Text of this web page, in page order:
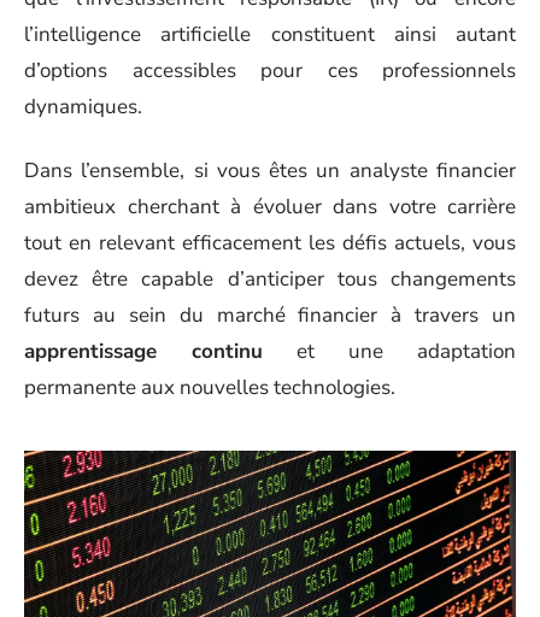
l’intelligence artificielle constituent ainsi autant
d’options accessibles pour ces professionnels
dynamiques.
Dans l’ensemble, si vous êtes un analyste financier
ambitieux cherchant à évoluer dans votre carrière
tout en relevant efficacement les défis actuels, vous
devez être capable d’anticiper tous changements
futurs au sein du marché financier à travers un
apprentissage continu et une adaptation
permanente aux nouvelles technologies.